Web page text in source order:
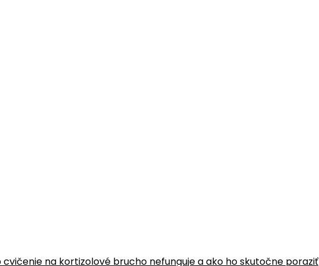
cvičenie na kortizolové brucho nefunguje a ako ho skutočne poraziť